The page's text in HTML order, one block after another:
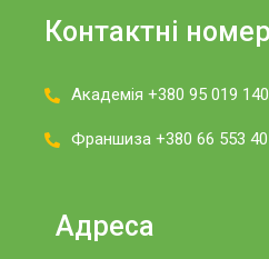
Контактні
Академія +380 95 019
Франшиза +380 66 553
Адреса